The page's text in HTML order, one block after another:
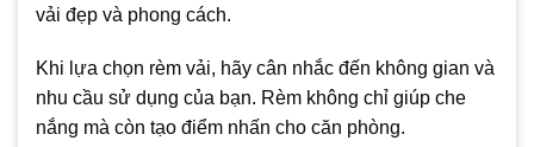
vải đẹp và phong cách.
Khi lựa chọn rèm vải, hãy cân nhắc đến không gian và
nhu cầu sử dụng của bạn. Rèm không chỉ giúp che
nắng mà còn tạo điểm nhấn cho căn phòng.